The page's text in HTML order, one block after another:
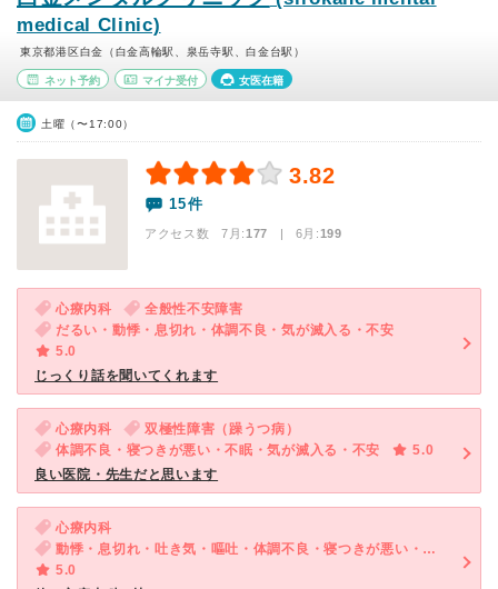
medical Clinic)
東京都港区白金（白金高輪駅、泉岳寺駅、白金台駅）
ネット予約 マイナ受付 女医在籍
土曜（〜17:00）
3.82
15件
アクセス数 7月:177 | 6月:199
心療内科
全般性不安障害
だるい・動悸・息切れ・体調不良・気が滅入る・不安
5.0
じっくり話を聞いてくれます
心療内科
双極性障害（躁うつ病）
体調不良・寝つきが悪い・不眠・気が滅入る・不安
5.0
良い医院・先生だと思います
心療内科
動悸・息切れ・吐き気・嘔吐・体調不良・寝つきが悪い・不眠・気が滅入る・不安
5.0